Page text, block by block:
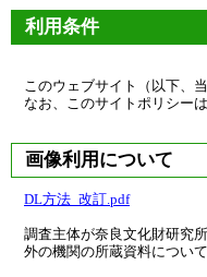
利用条件
このウェブサイト（以下、
なお、このサイトポリシー
画像利用について
DL方法_改訂.pdf
調査主体が奈良文化財研究
外の機関の所蔵資料につい